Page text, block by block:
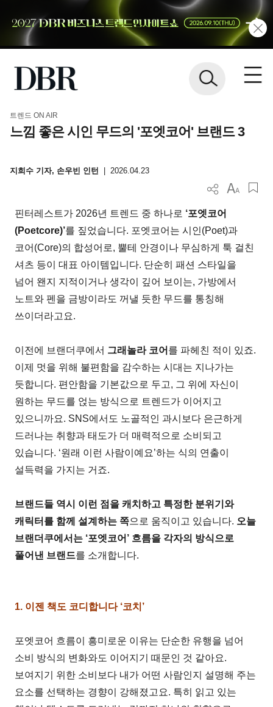
트렌드 ON AIR
느낌 좋은 시인 무드의 '포엣코어' 브랜드 3
지희수 기자, 손우빈 인턴 2026.04.23
핀터레스트가 2026년 트렌드 중 하나로 ‘포엣코어
(Poetcore)’를 짚었습니다. 포엣코어는 시인(Poet)과
코어(Core)의 합성어로, 뿔테 안경이나 무심하게 툭 걸친
셔츠 등이 대표 아이템입니다. 단순히 패션 스타일을
넘어 왠지 지적이거나 생각이 깊어 보이는, 가방에서
노트와 펜을 금방이라도 꺼낼 듯한 무드를 통칭해
쓰이더라고요.
이전에 브랜더쿠에서 그래놀라 코어 를 파헤친 적이 있죠.
이제 멋을 위해 불편함을 감수하는 시대는 지나가는
듯합니다. 편안함을 기본값으로 두고, 그 위에 자신이
원하는 무드를 얹는 방식으로 트렌드가 이어지고
있으니까요. SNS에서도 노골적인 과시보다 은근하게
드러나는 취향과 태도가 더 매력적으로 소비되고
있습니다. ‘원래 이런 사람이예요’하는 식의 연출이
설득력을 가지는 거죠.
브랜드들 역시 이런 점을 캐치하고 특정한 분위기와
캐릭터를 함께 설계하는 쪽으로 움직이고 있습니다. 오늘
브랜더쿠에서는 ‘포엣코어’ 흐름을 각자의 방식으로
풀어낸 브랜드를 소개합니다.
1. 이젠 책도 코디합니다 ‘코치’
포엣코어 흐름이 흥미로운 이유는 단순한 유행을 넘어
소비 방식의 변화와도 이어지기 때문인 것 같아요.
보여지기 위한 소비보다 내가 어떤 사람인지 설명해 주는
요소를 선택하는 경향이 강해졌고요. 특히 읽고 있는